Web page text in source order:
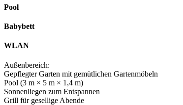
Pool
Babybett
WLAN
Außenbereich:
Gepflegter Garten mit gemütlichen Gartenmöbeln
Pool (3 m × 5 m × 1,4 m)
Sonnenliegen zum Entspannen
Grill für gesellige Abende